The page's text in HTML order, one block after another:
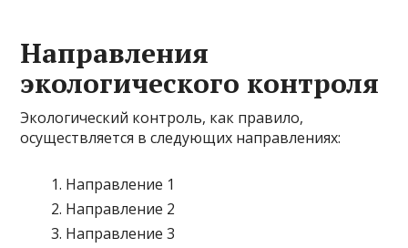
Направления
экологического контроля
Экологический контроль, как правило,
осуществляется в следующих направлениях:
Направление 1
Направление 2
Направление 3